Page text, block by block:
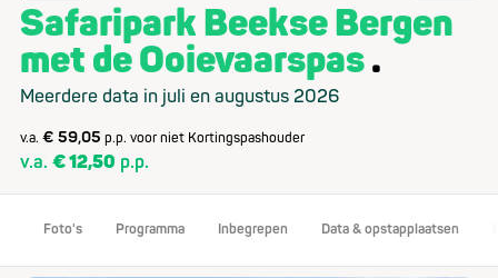
Safaripark Beekse Bergen
met de Ooievaarspas
Meerdere data in juli en augustus 2026
v.a.€ 59,05 p.p. voor niet Kortingspashouder
v.a.€ 12,50 p.p.
Foto's Programma Inbegrepen Data & opstapplaatsen